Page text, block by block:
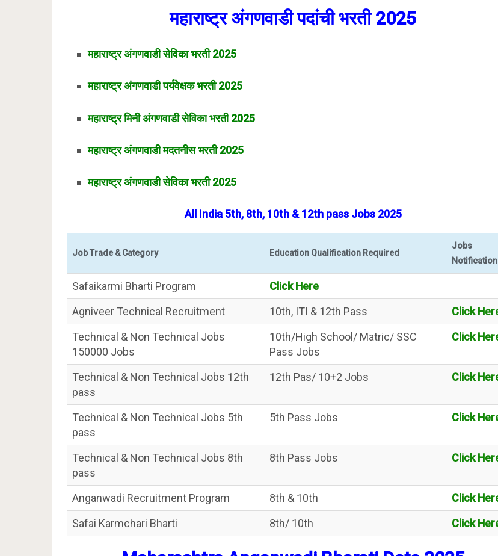
महाराष्ट्र अंगणवाडी पदांची भरती 2025
महाराष्ट्र अंगणवाडी सेविका भरती 2025
महाराष्ट्र अंगणवाडी पर्यवेक्षक भरती 2025
महाराष्ट्र मिनी अंगणवाडी सेविका भरती 2025
महाराष्ट्र अंगणवाडी मदतनीस भरती 2025
महाराष्ट्र अंगणवाडी सेविका भरती 2025
All India 5th, 8th, 10th & 12th pass Jobs 2025
Job Trade & Category Education Qualification Required
Jobs
Safaikarmi Bharti Program
Click Here
Agniveer Technical Recruitment
10th, ITI & 12th Pass
Click
Technical & Non Technical Jobs
150000 Jobs
10th/High School/ Matric/ SSC
Pass Jobs
Click
Technical & Non Technical Jobs 12th
pass
12th Pas/ 10+2 Jobs Click
Technical & Non Technical Jobs 5th
pass
5th Pass Jobs Click
Technical & Non Technical Jobs 8th
pass
8th Pass Jobs Click
Anganwadi Recruitment Program 8th & 10th
Click
Safai Karmchari Bharti
8th/ 10th Click